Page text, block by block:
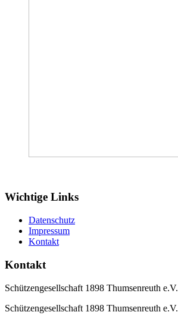
Wichtige Links
Datenschutz
Impressum
Kontakt
Kontakt
Schützengesellschaft 1898 Thumsenreuth e.V.
Schützengesellschaft 1898 Thumsenreuth e.V.